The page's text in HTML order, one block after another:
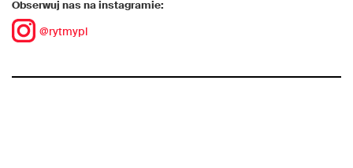
Obserwuj nas na instagramie:
@rytmypl